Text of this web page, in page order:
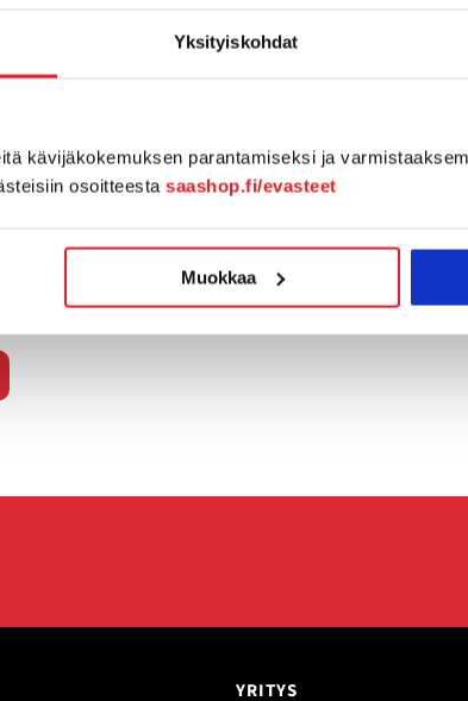
Yksityiskohdat
kävijäkokemuksen parantamiseksi ja
osoitteesta saashop.fi/evasteet
Muokkaa
YRITYS